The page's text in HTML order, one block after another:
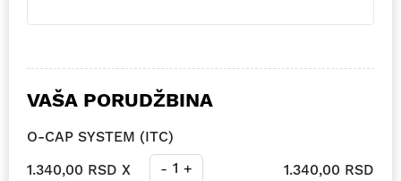
VAŠA PORUDŽBINA
O-CAP SYSTEM (ITC)
1.340,00 RSD X
- 1 + 1.340,00 RSD